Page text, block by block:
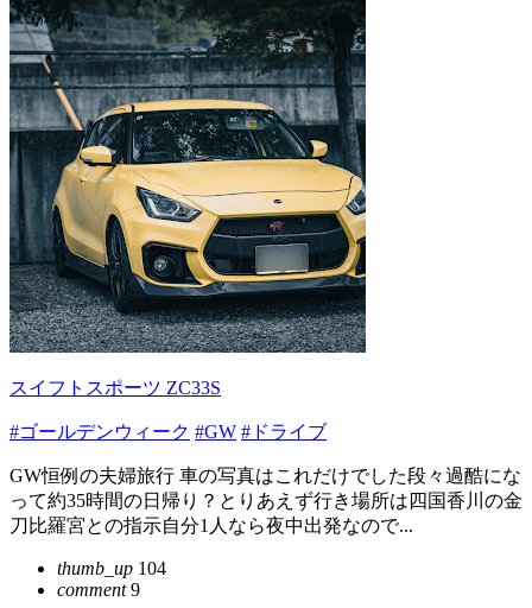
スイフトスポーツ ZC33S
#ゴールデンウィーク #GW #ドライブ
GW恒例の夫婦旅行 車の写真はこれだけでした段々過酷にな
って約35時間の日帰り？とりあえず行き場所は四国香川の金
刀比羅宮との指示自分1人なら夜中出発なので...
thumb_up 104
comment9